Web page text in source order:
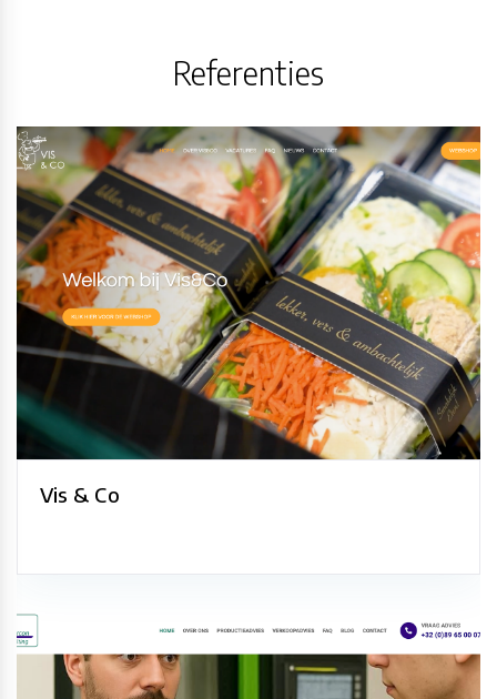
Referenties
Vis & Co